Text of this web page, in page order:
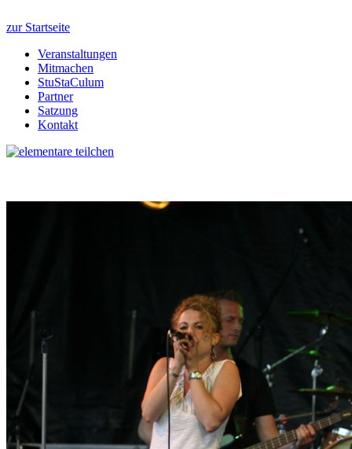
zur Startseite
Veranstaltungen
Mitmachen
StuStaCulum
Partner
Satzung
Kontakt